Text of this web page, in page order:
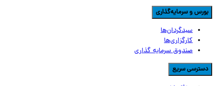
و سرمایه‌گذاری
سبدگردان‌ها
کارگزاری‌ها
صندوق سرمایه گذاری
سریع